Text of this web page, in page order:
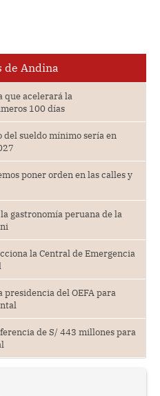
de Andina
que acelerará la
100 días
sueldo mínimo sería en
poner orden en las calles y
gastronomía peruana de la
la Central de Emergencia
presidencia del OEFA para
de S/ 443 millones para